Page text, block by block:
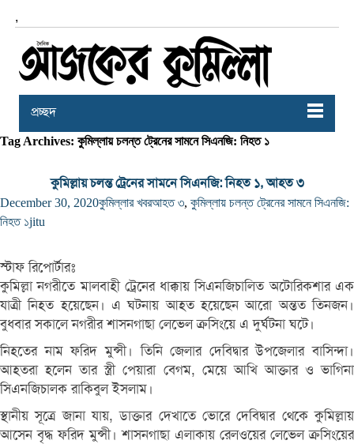
,
প্রচ্ছদ
Tag Archives: কুমিল্লায় চলন্ত ট্রেনের সামনে সিএনজি: নিহত ১
কুমিল্লায় চলন্ত ট্রেনের সামনে সিএনজি: নিহত ১, আহত ৩
December 30, 2020কুমিল্লার খবরআহত ৩, কুমিল্লায় চলন্ত ট্রেনের সামনে সিএনজি:
নিহত ১jitu
স্টাফ রিপোর্টারঃ
কুমিল্লা নগরীতে মালবাহী ট্রেনের ধাক্কায় সিএনজিচালিত অটোরিকশার এক
যাত্রী নিহত হয়েছেন। এ ঘটনায় আহত হয়েছেন আরো অন্তত তিনজন।
বুধবার সকালে নগরীর শাসনগাছা লেভেল ক্রসিংয়ে এ দুর্ঘটনা ঘটে।
নিহতের নাম ফরিদ মুন্সী। তিনি জেলার দেবিদ্বার উপজেলার বাসিন্দা।
আহতরা হলেন তার স্ত্রী পেয়ারা বেগম, মেয়ে আখি আক্তার ও ভাগিনা
সিএনজিচালক রাকিবুল ইসলাম।
স্থানীয় সূত্রে জানা যায়, ডাক্তার দেখাতে ভোরে দেবিদ্বার থেকে কুমিল্লায়
আসেন বৃদ্ধ ফরিদ মুন্সী। শাসনগাছা এলাকায় রেলওয়ের লেভেল ক্রসিংয়ের